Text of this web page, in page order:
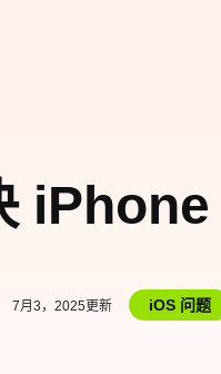
7月3，2025更新 iOS 问题